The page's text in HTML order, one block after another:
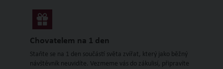
Chovatelem na 1 den
Staňte se na 1 den součástí světa zvířat, který jako běžný
návštěvník neuvidíte. Vezmeme vás do zákulisí, připravíte